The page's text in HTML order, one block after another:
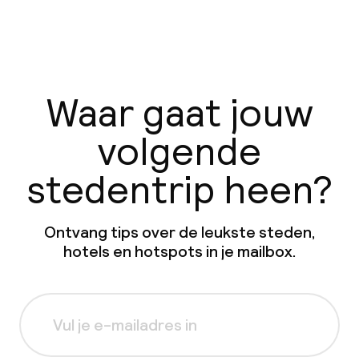
Waar gaat jouw
volgende
stedentrip heen?
Ontvang tips over de leukste steden,
hotels en hotspots in je mailbox.